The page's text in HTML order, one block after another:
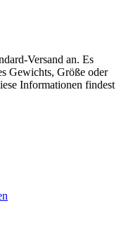
Versand an. Es
Gewichts, Größe oder
Informationen findest